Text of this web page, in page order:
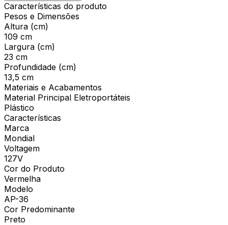
Características do produto
Pesos e Dimensões
Altura (cm)
109 cm
Largura (cm)
23 cm
Profundidade (cm)
13,5 cm
Materiais e Acabamentos
Material Principal Eletroportáteis
Plástico
Características
Marca
Mondial
Voltagem
127V
Cor do Produto
Vermelha
Modelo
AP-36
Cor Predominante
Preto